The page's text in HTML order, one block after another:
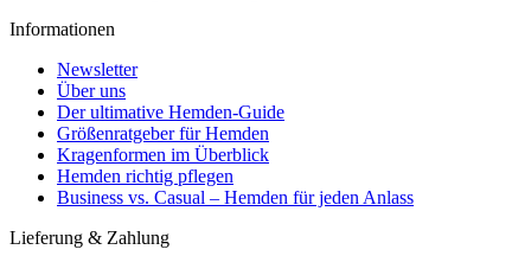
Informationen
Newsletter
Über uns
Der ultimative Hemden-Guide
Größenratgeber für Hemden
Kragenformen im Überblick
Hemden richtig pflegen
Business vs. Casual – Hemden für jeden Anlass
Lieferung & Zahlung